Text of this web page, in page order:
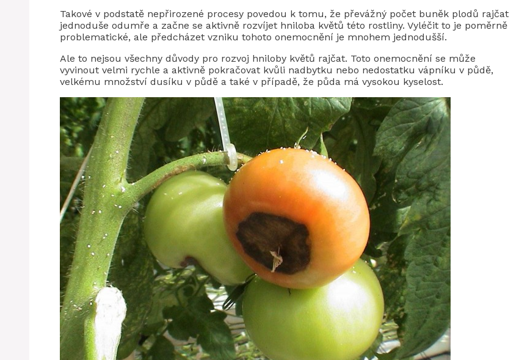
Takové v podstatě nepřirozené procesy povedou k tomu, že převážný počet buněk plodů rajčat
jednoduše odumře a začne se aktivně rozvíjet hniloba květů této rostliny. Vyléčit to je poměrně
problematické, ale předcházet vzniku tohoto onemocnění je mnohem jednodušší.
Ale to nejsou všechny důvody pro rozvoj hniloby květů rajčat. Toto onemocnění se může
vyvinout velmi rychle a aktivně pokračovat kvůli nadbytku nebo nedostatku vápníku v půdě,
velkému množství dusíku v půdě a také v případě, že půda má vysokou kyselost.